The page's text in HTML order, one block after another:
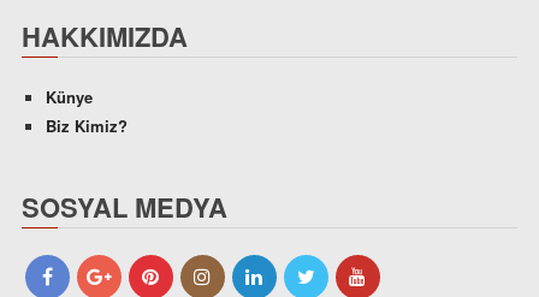
HAKKIMIZDA
Künye
Biz Kimiz?
SOSYAL MEDYA